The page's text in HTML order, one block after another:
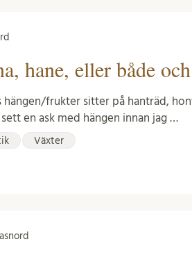
hane, eller både
hängen/frukter sitter på hanträd,
en ask med hängen innan jag …
Växter